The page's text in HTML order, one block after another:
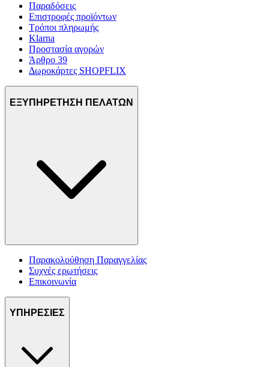
Παραδόσεις
Επιστροφές προϊόντων
Τρόποι πληρωμής
Klarna
Προστασία αγορών
Άρθρο 39
Δωροκάρτες SHOPFLIX
ΕΞΥΠΗΡΕΤΗΣΗ ΠΕΛΑΤΩΝ
Παρακολούθηση Παραγγελίας
Συχνές ερωτήσεις
Επικοινωνία
ΥΠΗΡΕΣΙΕΣ